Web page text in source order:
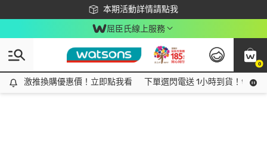
本期活動詳情請點我
下載app最高回饋$350
屈臣氏線上服務
0
激推換購優惠價！立即點我看
激推換購優惠價！立即點我看 下單選閃電送 1小時到貨！領神